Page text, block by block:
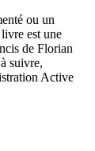
ou un
est une
de Florian
suivre,
Active